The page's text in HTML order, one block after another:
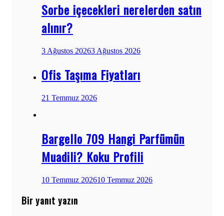
Sorbe içecekleri nerelerden satın
alınır?
3 Ağustos 20263 Ağustos 2026
Ofis Taşıma Fiyatları
21 Temmuz 2026
Bargello 709 Hangi Parfümün
Muadili? Koku Profili
10 Temmuz 202610 Temmuz 2026
Bir yanıt yazın